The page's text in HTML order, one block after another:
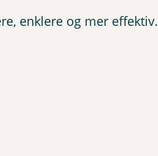
enklere og mer effektiv.